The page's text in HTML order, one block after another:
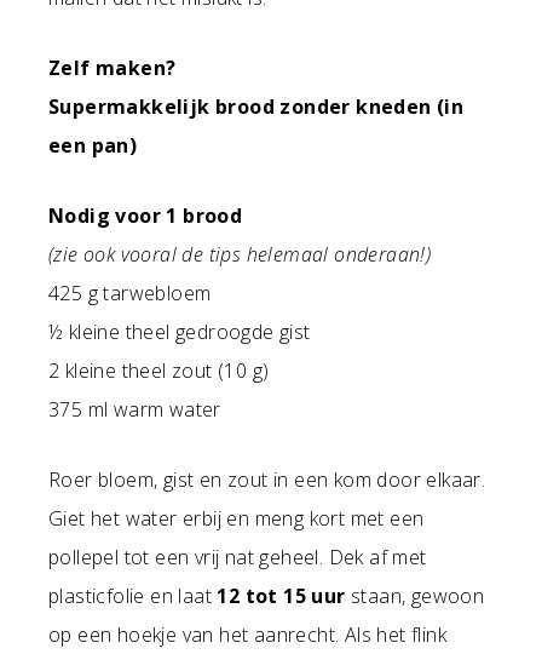
Zelf maken?
Supermakkelijk brood zonder kneden (in
een pan)
Nodig voor 1 brood
(zie ook vooral de tips helemaal onderaan!)
425 g tarwebloem
½ kleine theel gedroogde gist
2 kleine theel zout (10 g)
375 ml warm water
Roer bloem, gist en zout in een kom door elkaar.
Giet het water erbij en meng kort met een
pollepel tot een vrij nat geheel. Dek af met
plasticfolie en laat 12 tot 15 uur staan, gewoon
op een hoekje van het aanrecht. Als het flink